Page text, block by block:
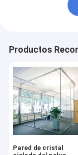
Productos
Pared de cristal